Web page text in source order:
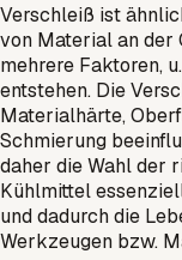
Verschleiß ist
von Material an der
mehrere Faktoren,
entstehen. Die
Materialhärte,
Schmierung
daher die Wahl der
Kühlmittel
und dadurch die
Werkzeugen bzw.